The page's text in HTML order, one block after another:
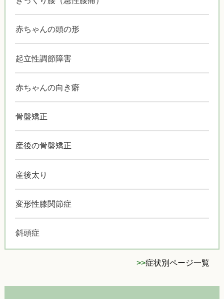
赤ちゃんの頭の形
起立性調節障害
赤ちゃんの向き癖
骨盤矯正
産後の骨盤矯正
産後太り
変形性膝関節症
斜頭症
>>症状別ページ一覧